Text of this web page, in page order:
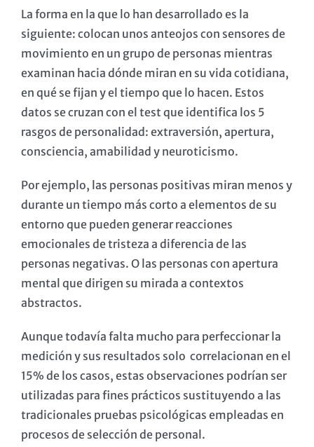
La forma en la que lo han desarrollado es la
siguiente: colocan unos anteojos con sensores de
movimiento en un grupo de personas mientras
examinan hacia dónde miran en su vida cotidiana,
en qué se fijan y el tiempo que lo hacen. Estos
datos se cruzan con el test que identifica los 5
rasgos de personalidad: extraversión, apertura,
consciencia, amabilidad y neuroticismo.
Por ejemplo, las personas positivas miran menos y
durante un tiempo más corto a elementos de su
entorno que pueden generar reacciones
emocionales de tristeza a diferencia de las
personas negativas. O las personas con apertura
mental que dirigen su mirada a contextos
abstractos.
Aunque todavía falta mucho para perfeccionar la
medición y sus resultados solo correlacionan en el
15% de los casos, estas observaciones podrían ser
utilizadas para fines prácticos sustituyendo a las
tradicionales pruebas psicológicas empleadas en
procesos de selección de personal.